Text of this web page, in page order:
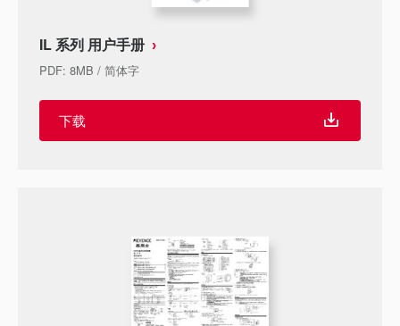
IL 系列 用户手册
PDF: 8MB / 简体字
下载